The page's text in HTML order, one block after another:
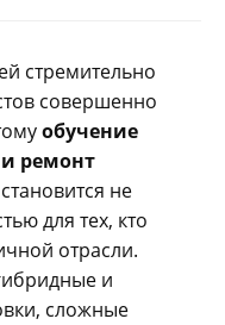
стремительно
совершенно
обучение
ремонт
становится не
для тех, кто
отрасли.
и
сложные